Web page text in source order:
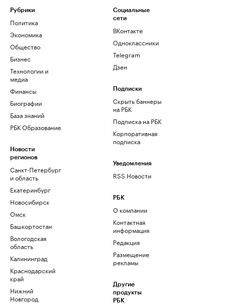
Рубрики
Политика
Экономика
Общество
Бизнес
Технологии и
медиа
Финансы
Биографии
База знаний
РБК Образование
Новости
регионов
Санкт-Петербург
и область
Екатеринбург
Новосибирск
Омск
Башкортостан
Вологодская
область
Калининград
Краснодарский
край
Нижний
Новгород
Социальные
сети
ВКонтакте
Одноклассники
Telegram
Дзен
Подписки
Скрыть баннеры
на РБК
Подписка на РБК
Корпоративная
подписка
Уведомления
RSS Новости
РБК
О компании
Контактная
информация
Редакция
Размещение
рекламы
Другие
продукты
РБК